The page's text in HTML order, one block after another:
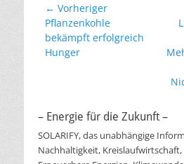
Beitragsnavigation
← Vorheriger
Vorheriger
Beitrag:
Pflanzenkohle
bekämpft erfolgreich
Hunger
– Energie für die Zukunft –
SOLARIFY, das unabhängige
Nachhaltigkeit, Kreislaufwirtschaft,